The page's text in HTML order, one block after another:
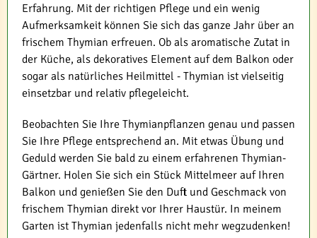
Erfahrung. Mit der richtigen Pflege und ein wenig
Aufmerksamkeit können Sie sich das ganze Jahr über an
frischem Thymian erfreuen. Ob als aromatische Zutat in
der Küche, als dekoratives Element auf dem Balkon oder
sogar als natürliches Heilmittel - Thymian ist vielseitig
einsetzbar und relativ pflegeleicht.
Beobachten Sie Ihre Thymianpflanzen genau und passen
Sie Ihre Pflege entsprechend an. Mit etwas Übung und
Geduld werden Sie bald zu einem erfahrenen Thymian-
Gärtner. Holen Sie sich ein Stück Mittelmeer auf Ihren
Balkon und genießen Sie den Duft und Geschmack von
frischem Thymian direkt vor Ihrer Haustür. In meinem
Garten ist Thymian jedenfalls nicht mehr wegzudenken!